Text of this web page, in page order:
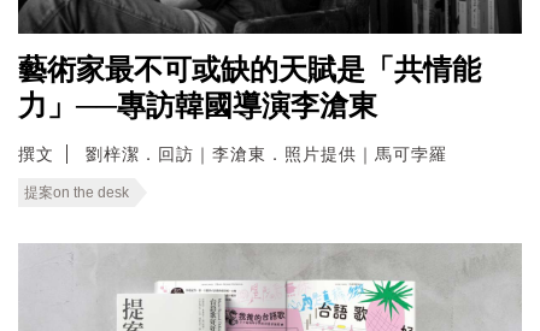
藝術家最不可或缺的天賦是「共情能
力」──專訪韓國導演李滄東
撰文 劉梓潔．回訪｜李滄東．照片提供｜馬可孛羅
提案on the desk